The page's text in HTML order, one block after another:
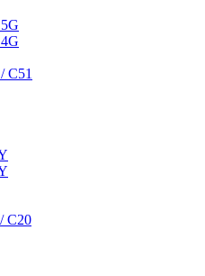
C51
C20